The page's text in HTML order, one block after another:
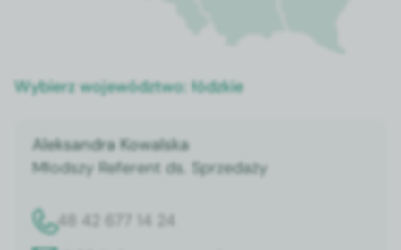
Wybierz województwo:łódzkie
Aleksandra Kowalska
Młodszy Referent ds. Sprzedaży
48 42 677 14 24